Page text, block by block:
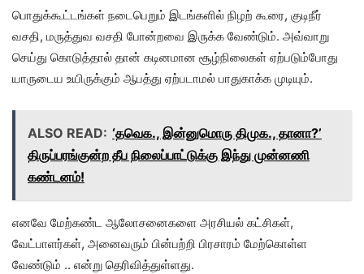
பொதுக்கூட்டங்கள் நடைபெறும் இடங்களில் நிழற் கூரை, குடிநீர்
வசதி, மருத்துவ வசதி போன்றவை இருக்க வேண்டும். அவ்வாறு
செய்து கொடுத்தால் தான் கடினமான சூழ்நிலைகள் ஏற்படும்போது
யாருடைய உயிருக்கும் ஆபத்து ஏற்படாமல் பாதுகாக்க முடியும்.
ALSO READ: ‘தவெக., இன்னுமொரு திமுக., தானா?’
திருப்பரங்குன்ற தீப நிலைப்பாட்டுக்கு இந்து முன்னணி
கண்டனம்!
எனவே மேற்கண்ட ஆலோசனைகளை அரசியல் கட்சிகள்,
வேட்பாளர்கள், அனைவரும் பின்பற்றி பிரசாரம் மேற்கொள்ள
வேண்டும் .. என்று தெரிவித்துள்ளது.